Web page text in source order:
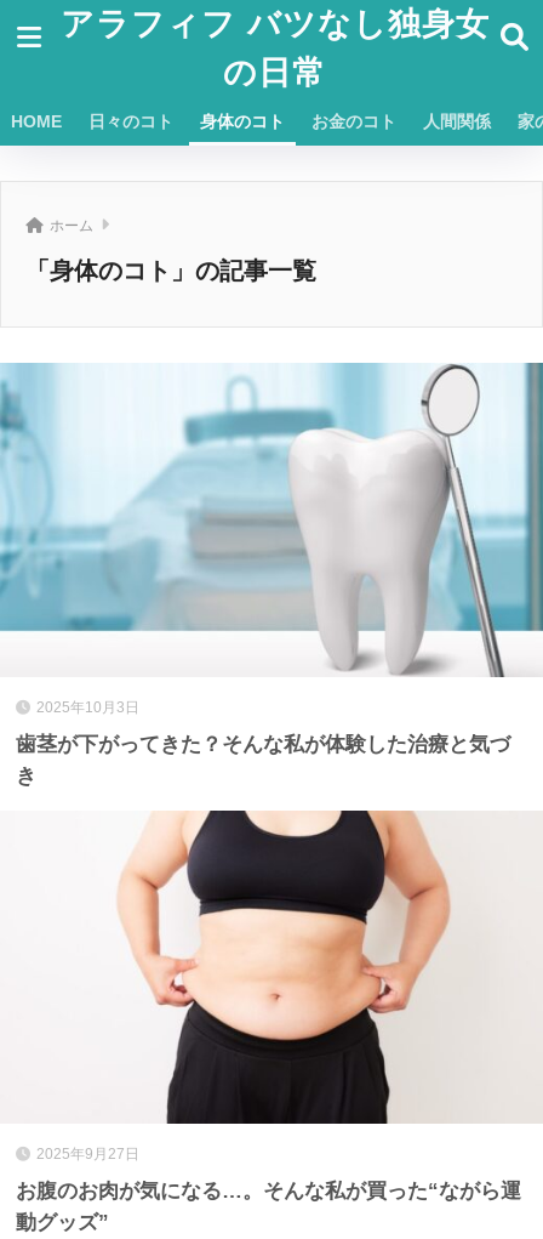
アラフィフ バツなし独身女
の日常
HOME 日々のコト 身体のコト お金のコト 人間関係 家
ホーム
「身体のコト」の記事一覧
2025年10月3日
歯茎が下がってきた？そんな私が体験した治療と気づ
き
2025年9月27日
お腹のお肉が気になる…。そんな私が買った“ながら運
動グッズ”